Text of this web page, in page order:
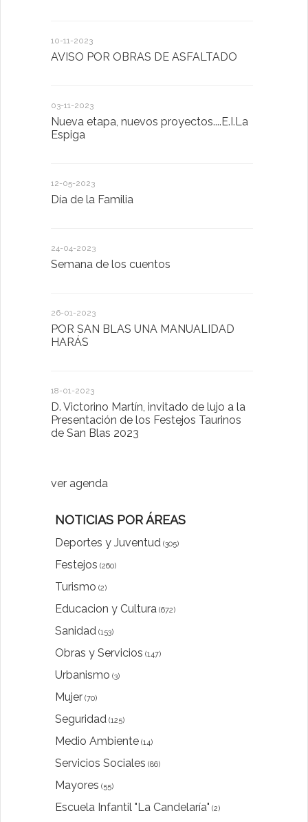
10-11-2023
AVISO POR OBRAS DE ASFALTADO
03-11-2023
Nueva etapa, nuevos proyectos....E.I.La
Espiga
12-05-2023
Día de la Familia
24-04-2023
Semana de los cuentos
26-01-2023
POR SAN BLAS UNA MANUALIDAD
HARÁS
18-01-2023
D. Victorino Martín, invitado de lujo a la
Presentación de los Festejos Taurinos
de San Blas 2023
ver agenda
NOTICIAS POR ÁREAS
Deportes y Juventud (305)
Festejos (260)
Turismo (2)
Educacion y Cultura (672)
Sanidad (153)
Obras y Servicios (147)
Urbanismo (3)
Mujer (70)
Seguridad (125)
Medio Ambiente (14)
Servicios Sociales (86)
Mayores (55)
Escuela Infantil "La Candelaría" (2)